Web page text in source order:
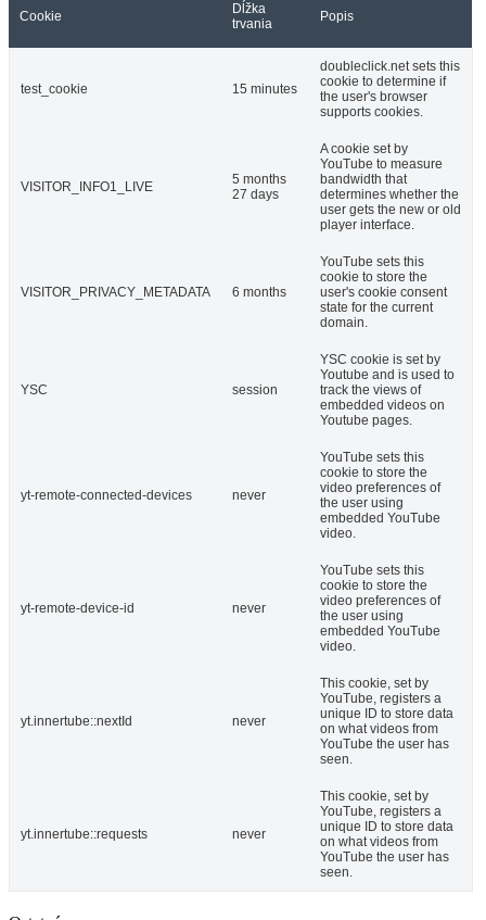
Cookie
Dĺžka
trvania
Popis
test_cookie 15 minutes
doubleclick.net sets this
cookie to determine if
the user's browser
supports cookies.
VISITOR_INFO1_LIVE
5 months
27 days
A cookie set by
YouTube to measure
bandwidth that
determines whether the
user gets the new or old
player interface.
VISITOR_PRIVACY_METADATA 6 months
YouTube sets this
cookie to store the
user's cookie consent
state for the current
domain.
YSC session
YSC cookie is set by
Youtube and is used to
track the views of
embedded videos on
Youtube pages.
yt-remote-connected-devices never
YouTube sets this
cookie to store the
video preferences of
the user using
embedded YouTube
video.
yt-remote-device-id never
YouTube sets this
cookie to store the
video preferences of
the user using
embedded YouTube
video.
yt.innertube::nextId never
This cookie, set by
YouTube, registers a
unique ID to store data
on what videos from
YouTube the user has
seen.
yt.innertube::requests never
This cookie, set by
YouTube, registers a
unique ID to store data
on what videos from
YouTube the user has
seen.